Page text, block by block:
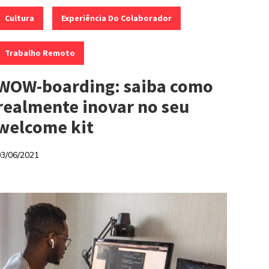
Cultura Experiência Do Colaborador
Trabalho Remoto
boarding: saiba como
inovar no seu
kit
06/2021